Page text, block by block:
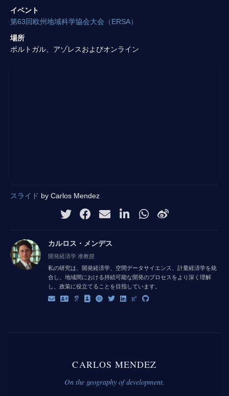
イベント
第63回欧州地域科学協会大会（ERSA）
場所
ポルトガル、アゾレスおよびオンライン
スライド by Carlos Mendez
カルロス・メンデス
開発経済学 准教授
私の研究は、開発経済学、空間データサイエンス、計量経済学を統
合し、地域間における持続可能な開発のプロセスをより深く理解
し、政策に役立てることを目指しています。
CARLOS MENDEZ
On the geography of development.